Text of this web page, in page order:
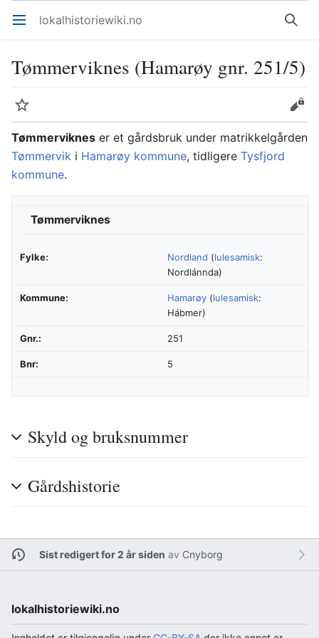
Åpne hovedmenyen lokalhistoriewiki.no Søk
Tømmerviknes (Hamarøy gnr. 251/5)
Overvåk
Rediger
Tømmerviknes er et gårdsbruk under matrikkelgården
Tømmervik i Hamarøy kommune, tidligere Tysfjord
kommune.
Tømmerviknes
Fylke: Nordland (lulesamisk:
Nordlánnda)
Kommune: Hamarøy (lulesamisk:
Hábmer)
Gnr.: 251
Bnr: 5
Skyld og bruksnummer
Gårdshistorie
Sist redigert for 2 år siden av Cnyborg
lokalhistoriewiki.no